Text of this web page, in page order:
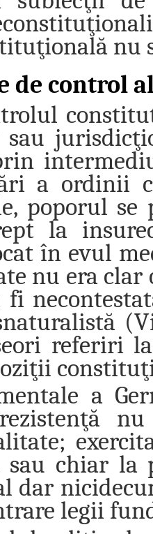
nu
de control
sau
a ordinii
poporul
la
în evul
nu era
fi
referiri
a
chiar la
dar
legii